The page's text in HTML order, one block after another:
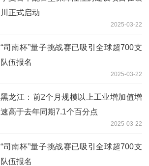
川正式启动
2025-03-22
“司南杯”量子挑战赛已吸引全球超700支
队伍报名
2025-03-22
黑龙江：前2个月规模以上工业增加值增
速高于去年同期7.1个百分点
2025-03-22
“司南杯”量子挑战赛已吸引全球超700支
队伍报名